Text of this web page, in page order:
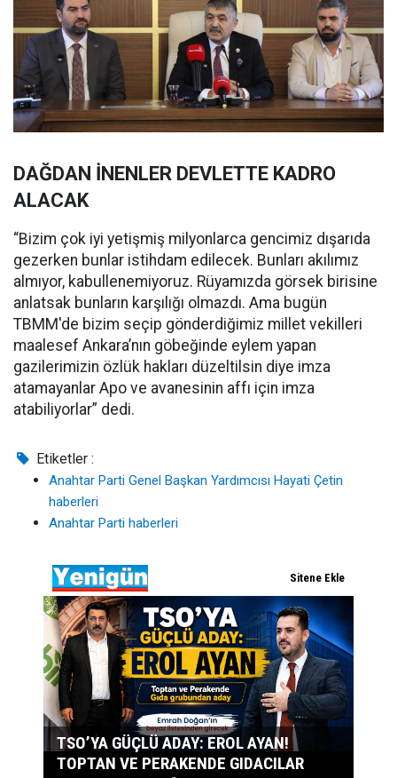
DAĞDAN İNENLER DEVLETTE KADRO
ALACAK
“Bizim çok iyi yetişmiş milyonlarca gencimiz dışarıda
gezerken bunlar istihdam edilecek. Bunları akılımız
almıyor, kabullenemiyoruz. Rüyamızda görsek birisine
anlatsak bunların karşılığı olmazdı. Ama bugün
TBMM'de bizim seçip gönderdiğimiz millet vekilleri
maalesef Ankara’nın göbeğinde eylem yapan
gazilerimizin özlük hakları düzeltilsin diye imza
atamayanlar Apo ve avanesinin affı için imza
atabiliyorlar” dedi.
Etiketler :
Anahtar Parti Genel Başkan Yardımcısı Hayati Çetin
haberleri
Anahtar Parti haberleri